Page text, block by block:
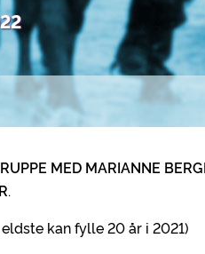
MED MARIANNE
.
kan fylle 20 år i 2021)